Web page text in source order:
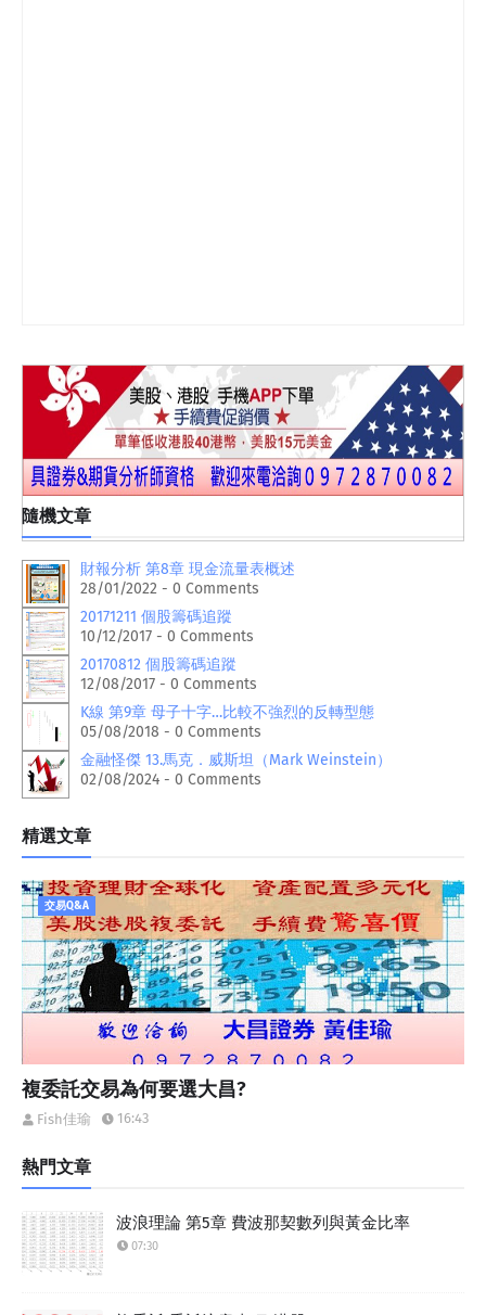
隨機文章
財報分析 第8章 現金流量表概述
28/01/2022 - 0 Comments
20171211 個股籌碼追蹤
10/12/2017 - 0 Comments
20170812 個股籌碼追蹤
12/08/2017 - 0 Comments
K線 第9章 母子十字…比較不強烈的反轉型態
05/08/2018 - 0 Comments
金融怪傑 13.馬克．威斯坦（Mark Weinstein）
02/08/2024 - 0 Comments
精選文章
交易Q&A
複委託交易為何要選大昌?
Fish佳瑜 16:43
熱門文章
波浪理論 第5章 費波那契數列與黃金比率
07:30